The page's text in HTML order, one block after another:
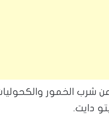
عن شرب الخمور
دايت.